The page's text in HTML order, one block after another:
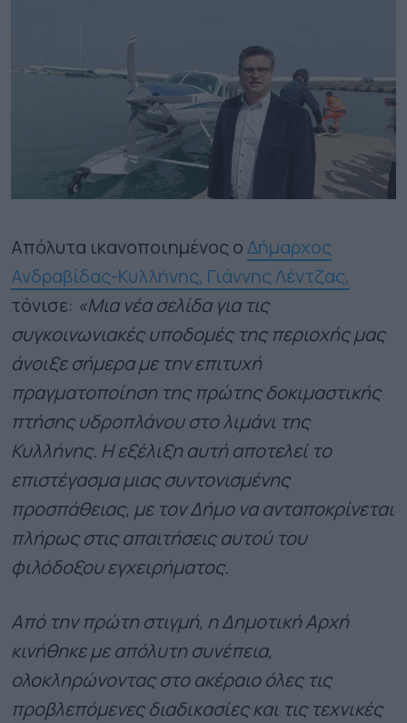
Απόλυτα ικανοποιημένος οΔήμαρχος
Ανδραβίδας-Κυλλήνης, Γιάννης Λέντζας,
τόνισε: «Μια νέα σελίδα για τις
συγκοινωνιακές υποδομές της περιοχής μας
άνοιξε σήμερα με την επιτυχή
πραγματοποίηση της πρώτης δοκιμαστικής
πτήσης υδροπλάνου στο λιμάνι της
Κυλλήνης. Η εξέλιξη αυτή αποτελεί το
επιστέγασμα μιας συντονισμένης
προσπάθειας, με τον Δήμο να ανταποκρίνεται
πλήρως στις απαιτήσεις αυτού του
φιλόδοξου εγχειρήματος.
Από την πρώτη στιγμή, η Δημοτική Αρχή
κινήθηκε με απόλυτη συνέπεια,
ολοκληρώνοντας στο ακέραιο όλες τις
προβλεπόμενες διαδικασίες και τις τεχνικές